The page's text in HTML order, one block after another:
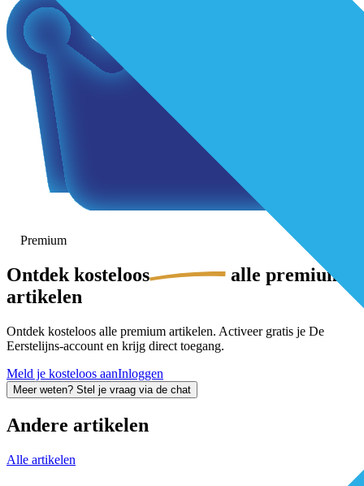
Premium
Ontdek kosteloos
alle premium-
artikelen
Ontdek kosteloos alle premium artikelen. Activeer gratis je De
Eerstelijns-account en krijg direct toegang.
Meld je kosteloos aanInloggen
Meer weten? Stel je vraag via de chat
Andere artikelen
Alle artikelen